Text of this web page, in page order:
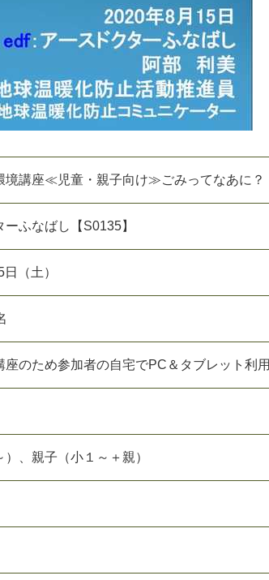
境講座≪児童・親子向け≫ごみってなあに？
ーふなばし 【 S0135】
日 （土 ）
座のため参加者の自宅でPC ＆ タブレ ッ ト 利 用
） 親子 （小 １ ～ ＋ 親）